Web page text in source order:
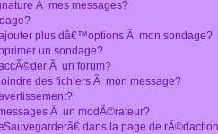
Ã mes messages?
plus dâ€™options Ã mon sondage?
un sondage?
Ã un forum?
des fichiers Ã mon message?
Ã un modÃ©rateur?
dans la page de